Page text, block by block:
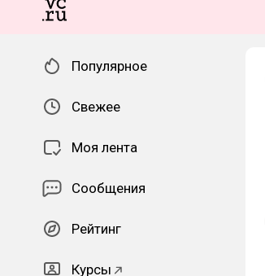
Популярное
Свежее
Моя лента
Сообщения
Рейтинг
Курсы